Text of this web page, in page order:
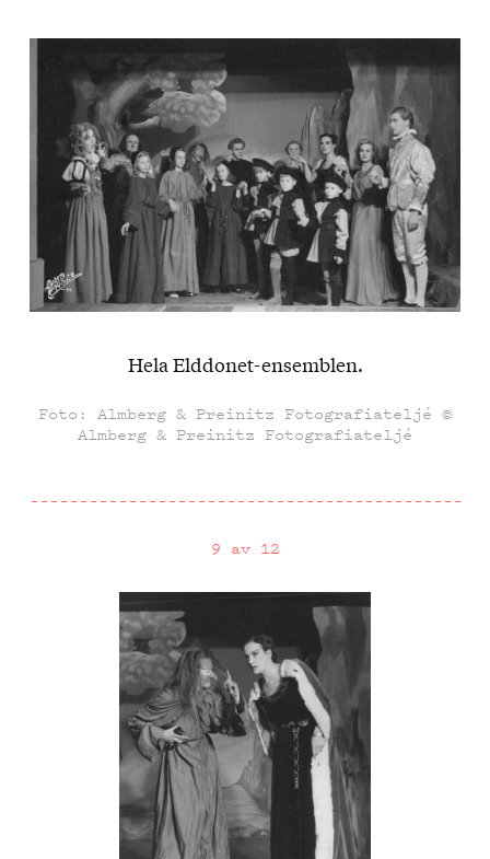
Hela Elddonet-ensemblen.
Foto: Almberg & Preinitz Fotografiateljé ©
Almberg & Preinitz Fotografiateljé
9 av 12